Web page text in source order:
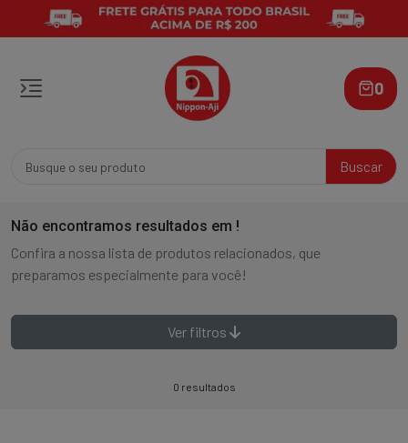
Buscar
0
Não encontramos resultados em !
Confira a nossa lista de produtos relacionados, que
preparamos especialmente para você!
Ver filtros
0 resultados